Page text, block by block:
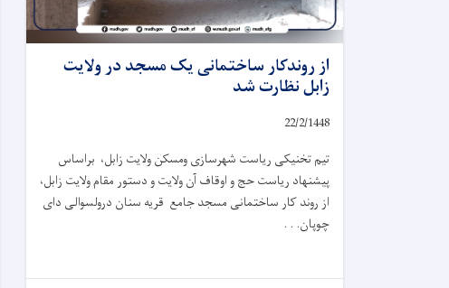
از روندکار ساختمانی یک مسجد در ولایت
زابل نظارت شد
22/2/1448
تیم تخنیکی ریاست شهرسازی ومسکن ولایت زابل، براساس
پیشنهاد ریاست حج و اوقاف آن ولایت و دستور مقام ولایت زابل،
از روند کار ساختمانی مسجد جامع قریه سنان درولسوالی دای
چوپان. . .